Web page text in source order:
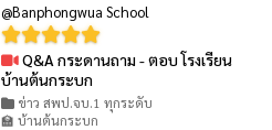
@Banphongwua School
Q&A กระดานถาม - ตอบ โรงเรียน
บ้านต้นกระบก
ข่าว สพป.จบ.1 ทุกระดับ
🏫 บ้านต้นกระบก